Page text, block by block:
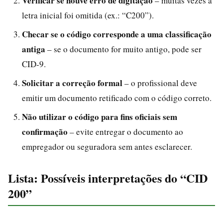
letra inicial foi omitida (ex.: “C200”).
Checar se o código corresponde a uma classificação
antiga – se o documento for muito antigo, pode ser
CID-9.
Solicitar a correção formal– o profissional deve
emitir um documento retificado com o código correto.
Não utilizar o código para fins oficiais sem
confirmação – evite entregar o documento ao
empregador ou seguradora sem antes esclarecer.
Lista: Possíveis interpretações do “CID
200”